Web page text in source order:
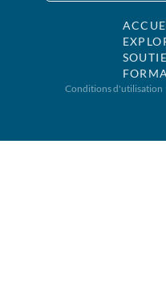
Conditions d'utilisation